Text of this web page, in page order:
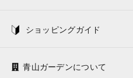
ショッピングガイド
青山ガーデンについて